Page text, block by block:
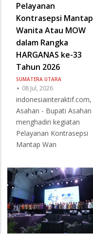
Pelayanan
Kontrasepsi Mantap
Wanita Atau MOW
dalam Rangka
HARGANAS ke-33
Tahun 2026
SUMATERA UTARA
08 Jul, 2026
indonesiainteraktif.com,
Asahan - Bupati Asahan
menghadiri kegiatan
Pelayanan Kontrasepsi
Mantap Wan